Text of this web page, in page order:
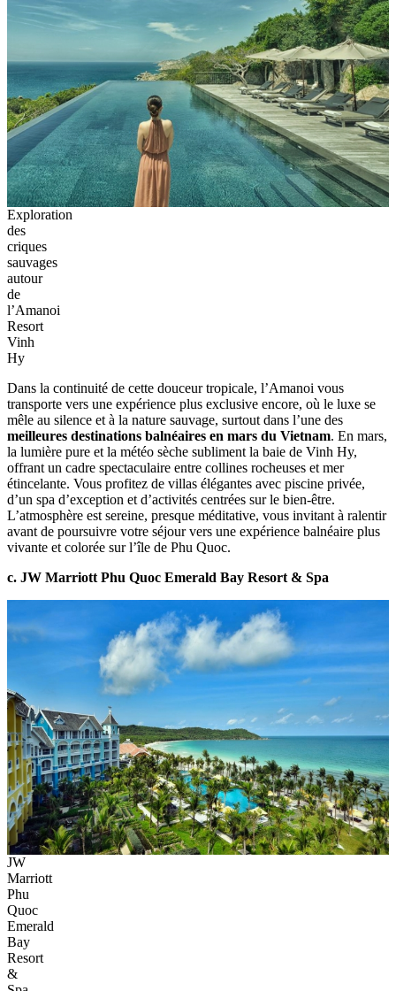
Exploration
des
criques
sauvages
autour
de
l’Amanoi
Resort
Vinh
Hy
Dans la continuité de cette douceur tropicale, l’Amanoi vous
transporte vers une expérience plus exclusive encore, où le luxe se
mêle au silence et à la nature sauvage, surtout dans l’une des
meilleures destinations balnéaires en mars du Vietnam. En mars,
la lumière pure et la météo sèche subliment la baie de Vinh Hy,
offrant un cadre spectaculaire entre collines rocheuses et mer
étincelante. Vous profitez de villas élégantes avec piscine privée,
d’un spa d’exception et d’activités centrées sur le bien-être.
L’atmosphère est sereine, presque méditative, vous invitant à ralentir
avant de poursuivre votre séjour vers une expérience balnéaire plus
vivante et colorée sur l’île de Phu Quoc.
c. JW Marriott Phu Quoc Emerald Bay Resort & Spa
JW
Marriott
Phu
Quoc
Emerald
Bay
Resort
&